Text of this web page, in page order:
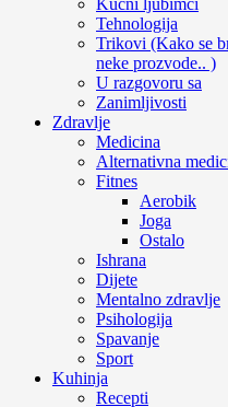
Kućni ljubimci
Tehnologija
Trikovi (Kako se
neke prozvode.. )
U razgovoru sa
Zanimljivosti
Zdravlje
Medicina
Alternativna
Fitnes
Aerobik
Joga
Ostalo
Ishrana
Dijete
Mentalno zdravlje
Psihologija
Spavanje
Sport
Kuhinja
Recepti